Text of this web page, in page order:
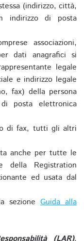
(indirizzo, città,
indirizzo di posta
associazioni,
dati anagrafici si
legale
e indirizzo legale
fax) della persona
posta elettronica
di fax, tutti gli altri
anche per tutte le
della Registration
ed usata dal
sezione Guida alla